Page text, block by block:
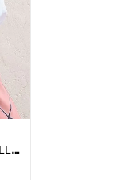
CARTERA VERANO RAFFIA DETALLES SILVER